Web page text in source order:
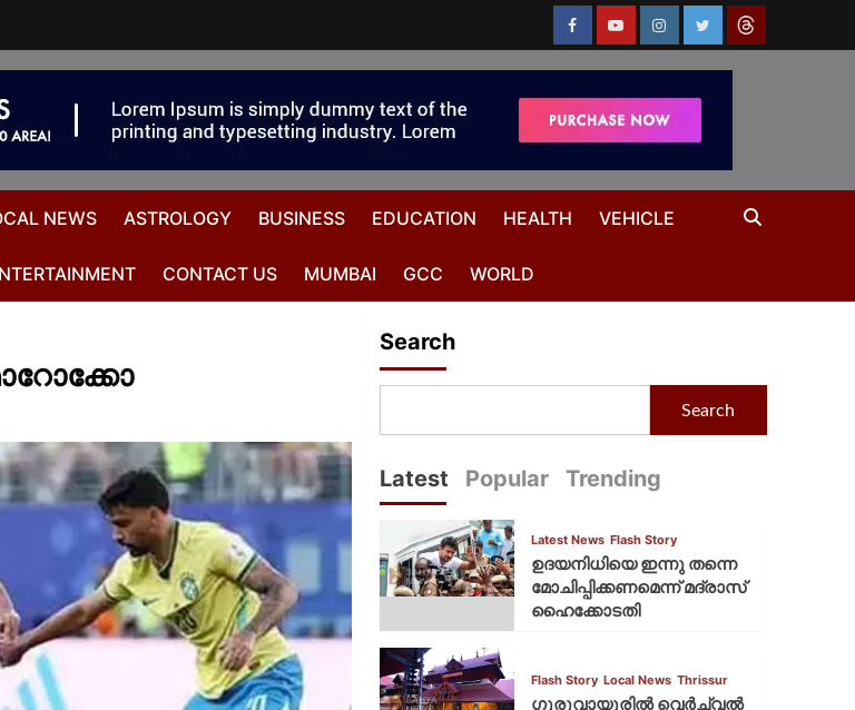
NEWS ASTROLOGY BUSINESS EDUCATION HEALTH VEHICLE
CONTACT US MUMBAI GCC WORLD
Search
Search
Latest Popular Trending
Latest News Flash Story
ഉദയനിധിയെ ഇന്നു തന്നെ
മോചിപ്പിക്കണമെന്ന് മദ്രാസ്
ഹൈക്കോടതി
Flash Story Local News Thrissur
ഗുരുവായൂരില്‍ വെര്‍ച്വല്‍